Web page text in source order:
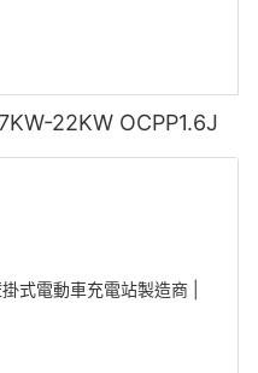
22KW OCPP1.6J